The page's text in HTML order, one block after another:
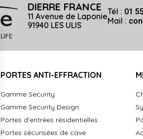
DIERRE FRANCE
11 Avenue de Laponie
91940 LES ULIS
Tél : 01
Mail :
PORTES ANTI-EFFRACTION
Gamme Security
Gamme Security Design
Portes d’entrées résidentielles
Portes sécurisées de cave